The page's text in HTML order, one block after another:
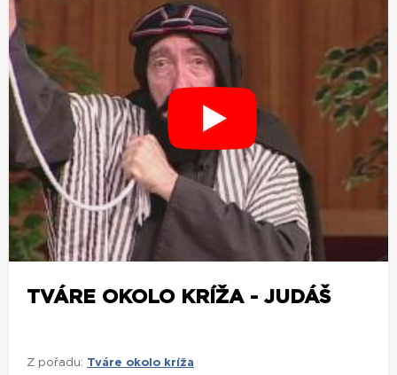
TVÁRE OKOLO KRÍŽA - JUDÁŠ
Z pořadu: Tváre okolo kríža